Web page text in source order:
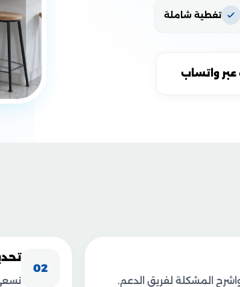
تغطية شاملة
عبر واتساب
المشكلة لفريق الدعم.
02